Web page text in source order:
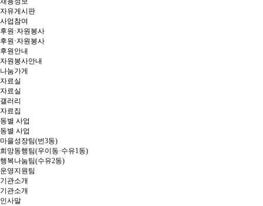
자유게시판
사업참여
후원·자원봉사
후원·자원봉사
후원안내
자원봉사안내
나눔가게
자료실
자료실
갤러리
자료집
동별 사업
동별 사업
마을성장팀(번3동)
희망동행팀(우이동·수유1동)
행복나눔팀(수유2동)
운영지원팀
기관소개
기관소개
인사말